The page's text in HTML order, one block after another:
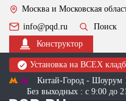
Москва и Московская
info@pqd.ru
Поиск
Конструктор
Установка на ВСЕХ
Китай-Город - Шоурум
Без выходных : с 9:00 до